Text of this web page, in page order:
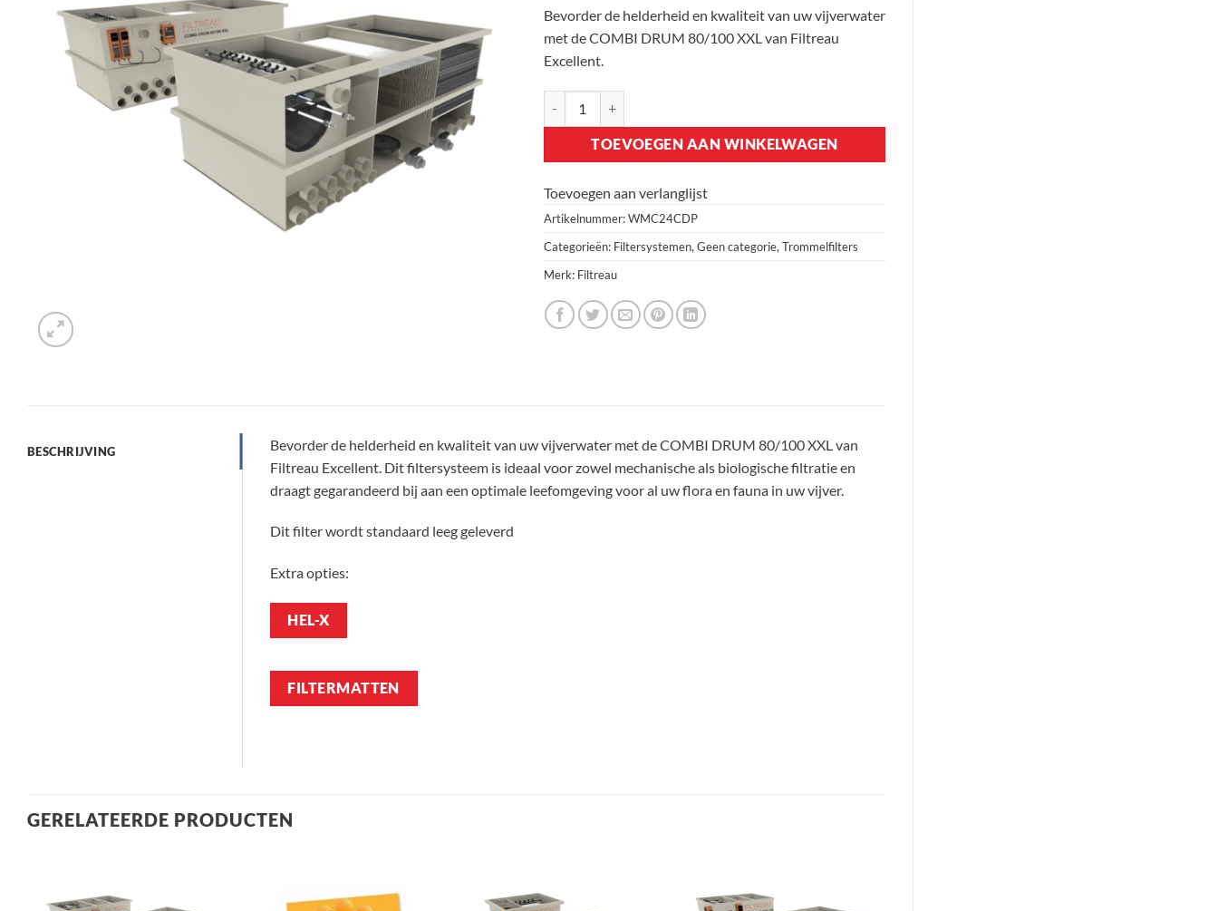
Bevorder de helderheid en kwaliteit van uw vijverwater
met de COMBI DRUM 80/100 XXL van Filtreau
Excellent.
TOEVOEGEN AAN WINKELWAGEN
Toevoegen aan verlanglijst
Artikelnummer:WMC24CDP
Categorieën: Filtersystemen, Geen categorie, Trommelfilters
Merk: Filtreau
BESCHRIJVING
Bevorder de helderheid en kwaliteit van uw vijverwater met de COMBI DRUM 80/100 XXL van
Filtreau Excellent. Dit filtersysteem is ideaal voor zowel mechanische als biologische filtratie en
draagt gegarandeerd bij aan een optimale leefomgeving voor al uw flora en fauna in uw vijver.
Dit filter wordt standaard leeg geleverd
Extra opties:
HEL-X
FILTERMATTEN
GERELATEERDE PRODUCTEN
Toevoegen